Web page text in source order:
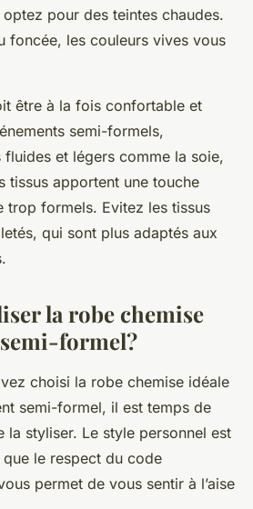
pour des teintes chaudes.
foncée, les couleurs vives vous
être à la fois confortable et
semi-formels,
et légers comme la soie,
tissus apportent une touche
trop formels. Evitez les tissus
qui sont plus adaptés aux
la robe chemise
formel?
choisi la robe chemise idéale
semi-formel, il est temps de
la styliser. Le style personnel est
le respect du code
permet de vous sentir à l’aise